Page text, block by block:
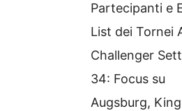
Partecipanti e
List dei Tornei
Challenger
34: Focus su
Augsburg,